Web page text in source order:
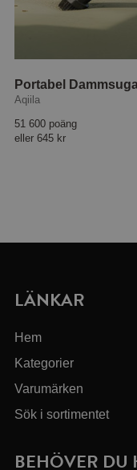
Portabel
Aqiila
51 600 poäng
eller 645 kr
LÄNKAR
Hem
Kategorier
Varumärken
Sök i sortimentet
BEHÖVER DU